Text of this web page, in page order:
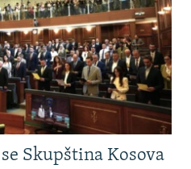
Skupština Kosova